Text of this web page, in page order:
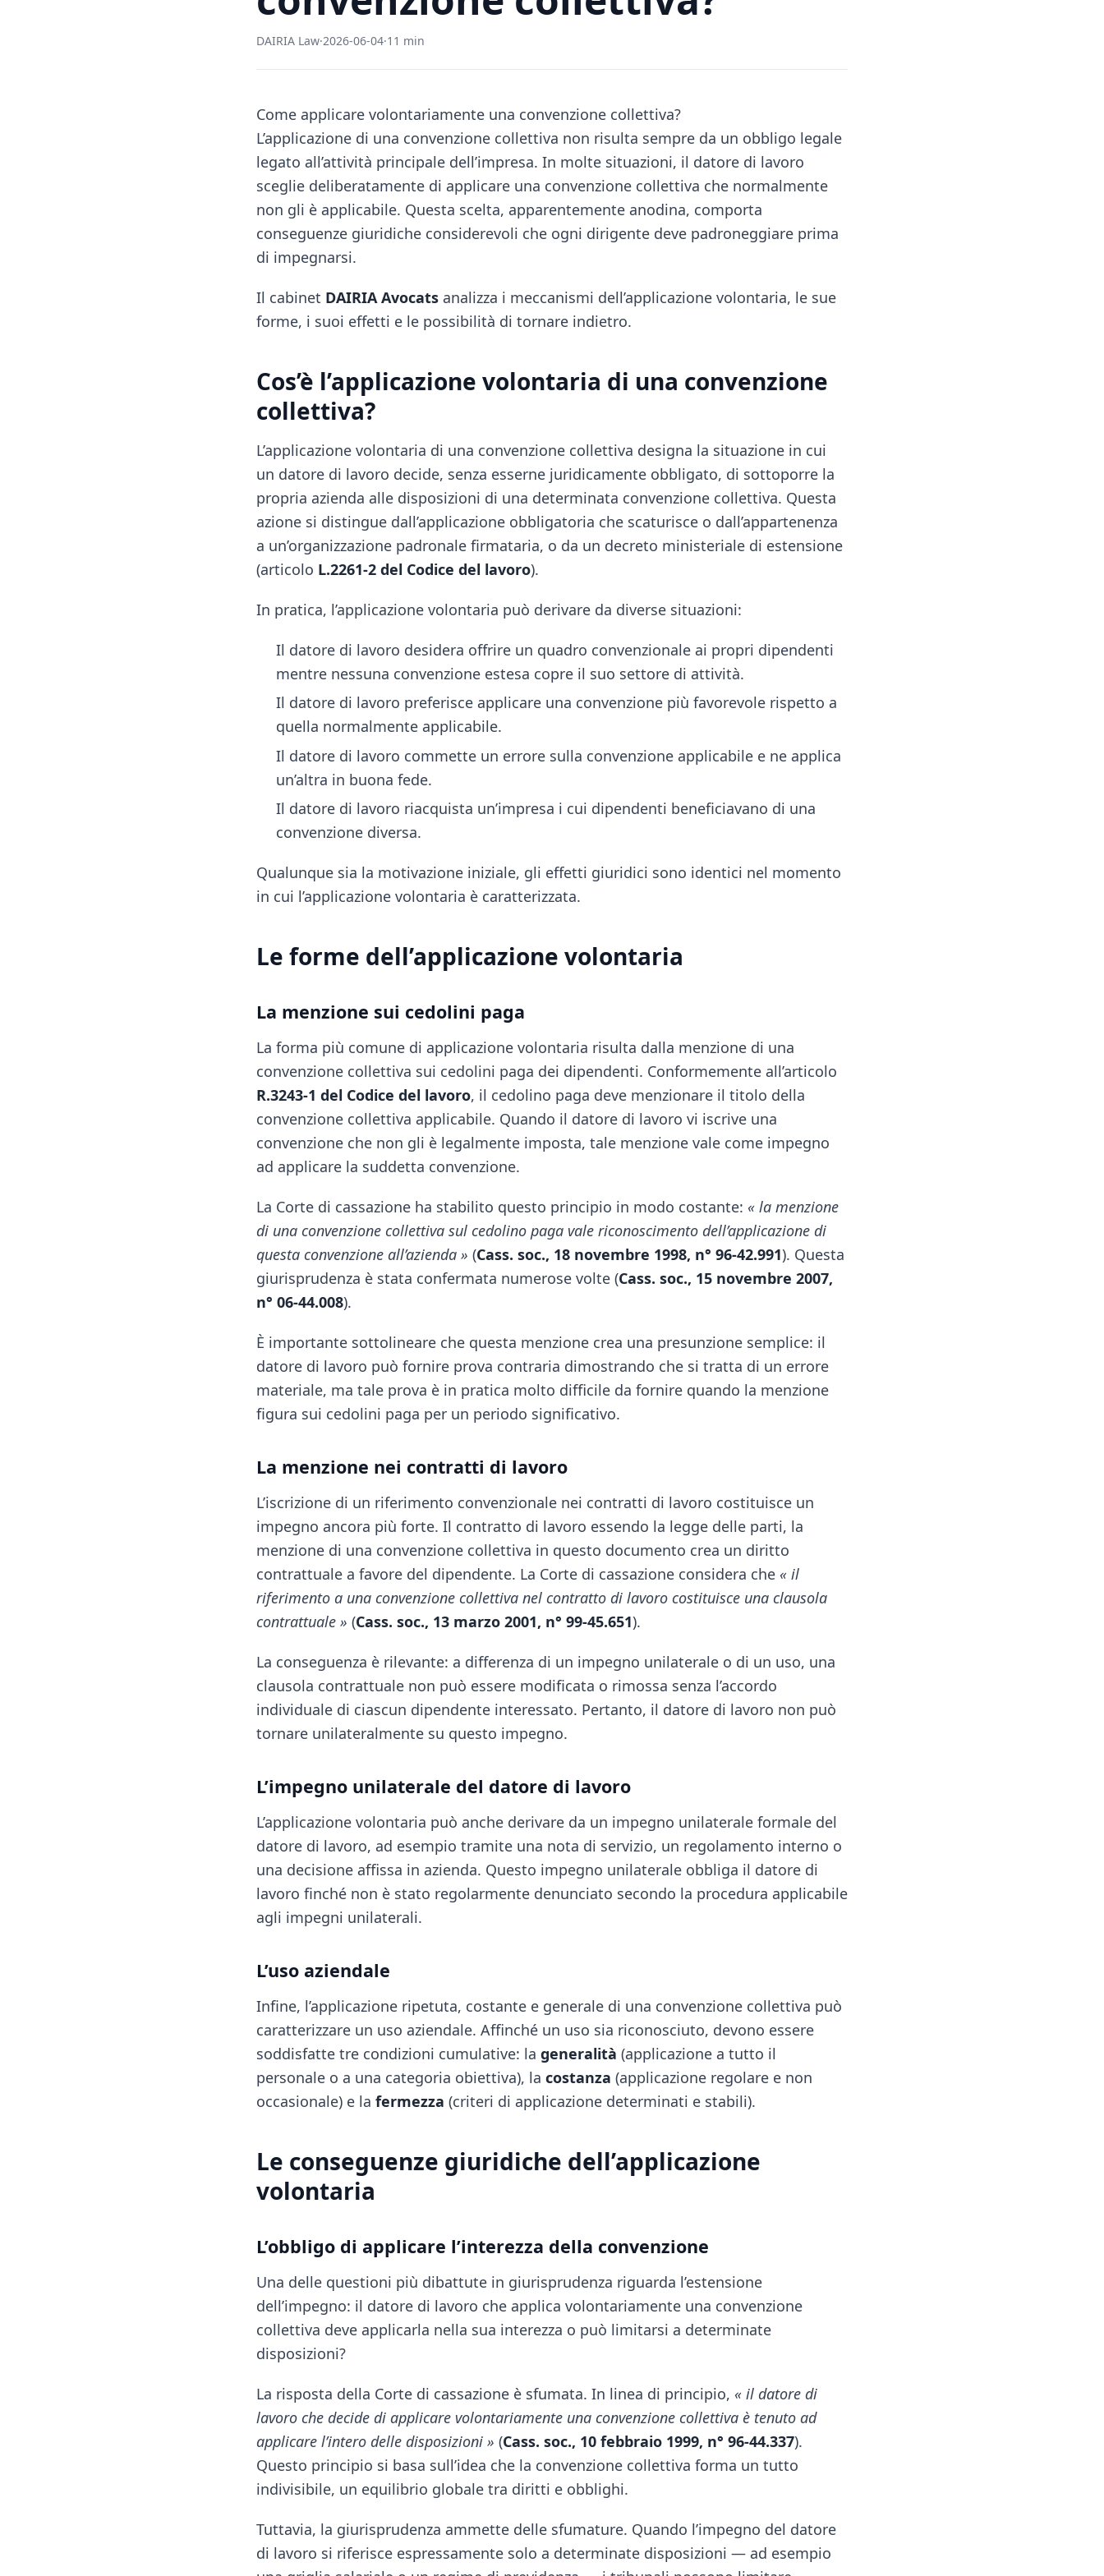
DAIRIA Law·2026-06-04·11 min
Come applicare volontariamente una convenzione collettiva?
L’applicazione di una convenzione collettiva non risulta sempre da un obbligo legale
legato all’attività principale dell’impresa. In molte situazioni, il datore di lavoro
sceglie deliberatamente di applicare una convenzione collettiva che normalmente
non gli è applicabile. Questa scelta, apparentemente anodina, comporta
conseguenze giuridiche considerevoli che ogni dirigente deve padroneggiare prima
di impegnarsi.
Il cabinet DAIRIA Avocats analizza i meccanismi dell’applicazione volontaria, le sue
forme, i suoi effetti e le possibilità di tornare indietro.
Cos’è l’applicazione volontaria di una convenzione
collettiva?
L’applicazione volontaria di una convenzione collettiva designa la situazione in cui
un datore di lavoro decide, senza esserne juridicamente obbligato, di sottoporre la
propria azienda alle disposizioni di una determinata convenzione collettiva. Questa
azione si distingue dall’applicazione obbligatoria che scaturisce o dall’appartenenza
a un’organizzazione padronale firmataria, o da un decreto ministeriale di estensione
(articolo L.2261-2 del Codice del lavoro).
In pratica, l’applicazione volontaria può derivare da diverse situazioni:
Il datore di lavoro desidera offrire un quadro convenzionale ai propri dipendenti
mentre nessuna convenzione estesa copre il suo settore di attività.
Il datore di lavoro preferisce applicare una convenzione più favorevole rispetto a
quella normalmente applicabile.
Il datore di lavoro commette un errore sulla convenzione applicabile e ne applica
un’altra in buona fede.
Il datore di lavoro riacquista un’impresa i cui dipendenti beneficiavano di una
convenzione diversa.
Qualunque sia la motivazione iniziale, gli effetti giuridici sono identici nel momento
in cui l’applicazione volontaria è caratterizzata.
Le forme dell’applicazione volontaria
La menzione sui cedolini paga
La forma più comune di applicazione volontaria risulta dalla menzione di una
convenzione collettiva sui cedolini paga dei dipendenti. Conformemente all’articolo
R.3243-1 del Codice del lavoro, il cedolino paga deve menzionare il titolo della
convenzione collettiva applicabile. Quando il datore di lavoro vi iscrive una
convenzione che non gli è legalmente imposta, tale menzione vale come impegno
ad applicare la suddetta convenzione.
La Corte di cassazione ha stabilito questo principio in modo costante: « la menzione
di una convenzione collettiva sul cedolino paga vale riconoscimento dell’applicazione di
questa convenzione all’azienda » (Cass. soc., 18 novembre 1998, n° 96-42.991). Questa
giurisprudenza è stata confermata numerose volte (Cass. soc., 15 novembre 2007,
n° 06-44.008).
È importante sottolineare che questa menzione crea una presunzione semplice: il
datore di lavoro può fornire prova contraria dimostrando che si tratta di un errore
materiale, ma tale prova è in pratica molto difficile da fornire quando la menzione
figura sui cedolini paga per un periodo significativo.
La menzione nei contratti di lavoro
L’iscrizione di un riferimento convenzionale nei contratti di lavoro costituisce un
impegno ancora più forte. Il contratto di lavoro essendo la legge delle parti, la
menzione di una convenzione collettiva in questo documento crea un diritto
contrattuale a favore del dipendente. La Corte di cassazione considera che « il
riferimento a una convenzione collettiva nel contratto di lavoro costituisce una clausola
contrattuale » (Cass. soc., 13 marzo 2001, n° 99-45.651).
La conseguenza è rilevante: a differenza di un impegno unilaterale o di un uso, una
clausola contrattuale non può essere modificata o rimossa senza l’accordo
individuale di ciascun dipendente interessato. Pertanto, il datore di lavoro non può
tornare unilateralmente su questo impegno.
L’impegno unilaterale del datore di lavoro
L’applicazione volontaria può anche derivare da un impegno unilaterale formale del
datore di lavoro, ad esempio tramite una nota di servizio, un regolamento interno o
una decisione affissa in azienda. Questo impegno unilaterale obbliga il datore di
lavoro finché non è stato regolarmente denunciato secondo la procedura applicabile
agli impegni unilaterali.
L’uso aziendale
Infine, l’applicazione ripetuta, costante e generale di una convenzione collettiva può
caratterizzare un uso aziendale. Affinché un uso sia riconosciuto, devono essere
soddisfatte tre condizioni cumulative: la generalità (applicazione a tutto il
personale o a una categoria obiettiva), la costanza (applicazione regolare e non
occasionale) e la fermezza (criteri di applicazione determinati e stabili).
Le conseguenze giuridiche dell’applicazione
volontaria
L’obbligo di applicare l’interezza della convenzione
Una delle questioni più dibattute in giurisprudenza riguarda l’estensione
dell’impegno: il datore di lavoro che applica volontariamente una convenzione
collettiva deve applicarla nella sua interezza o può limitarsi a determinate
disposizioni?
La risposta della Corte di cassazione è sfumata. In linea di principio, « il datore di
lavoro che decide di applicare volontariamente una convenzione collettiva è tenuto ad
applicare l’intero delle disposizioni » (Cass. soc., 10 febbraio 1999, n° 96-44.337).
Questo principio si basa sull’idea che la convenzione collettiva forma un tutto
indivisibile, un equilibrio globale tra diritti e obblighi.
Tuttavia, la giurisprudenza ammette delle sfumature. Quando l’impegno del datore
di lavoro si riferisce espressamente solo a determinate disposizioni — ad esempio